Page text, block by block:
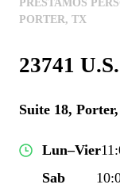
PRÉSTAMOS
PORTER, TX
23741
Suite 18,
Lun–Vier
Sab